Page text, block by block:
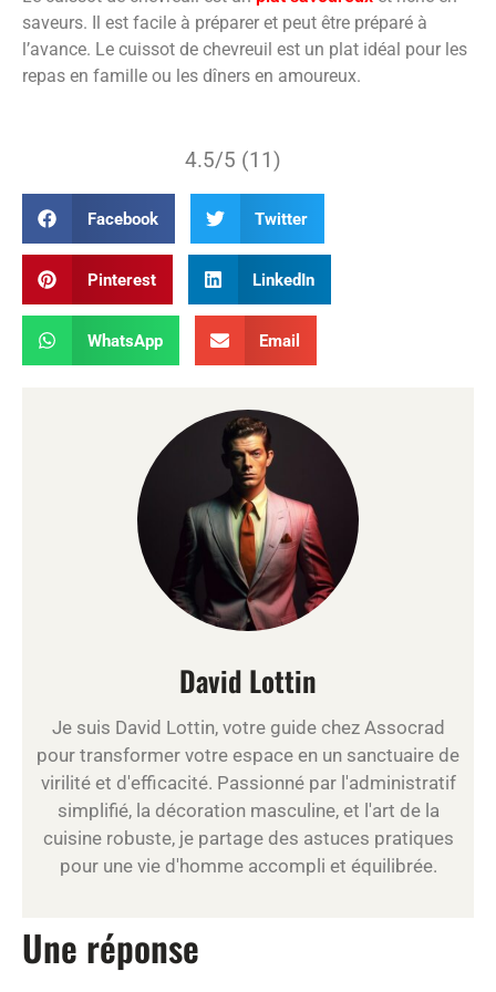
saveurs. Il est facile à préparer et peut être préparé à
l’avance. Le cuissot de chevreuil est un plat idéal pour les
repas en famille ou les dîners en amoureux.
4.5/5 (11)
Facebook Twitter
Pinterest LinkedIn
WhatsApp Email
David Lottin
Je suis David Lottin, votre guide chez Assocrad
pour transformer votre espace en un sanctuaire de
virilité et d'efficacité. Passionné par l'administratif
simplifié, la décoration masculine, et l'art de la
cuisine robuste, je partage des astuces pratiques
pour une vie d'homme accompli et équilibrée.
Une réponse